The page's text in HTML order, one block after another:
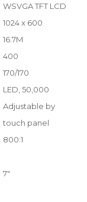
WSVGA TFT LCD
1024 x 600
16.7M
400
170/170
LED, 50,000
Adjustable by
touch panel
800:1
7"